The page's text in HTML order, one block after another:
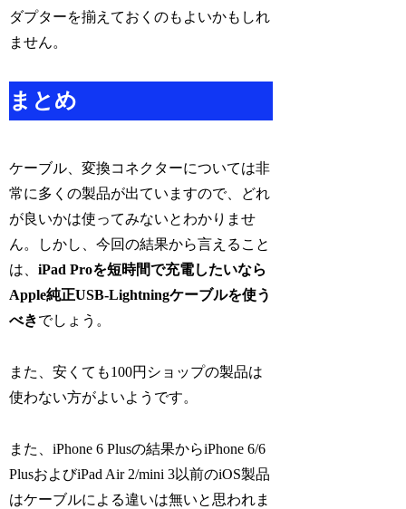
ダプターを揃えておくのもよいかもしれ
ません。
まとめ
ケーブル、変換コネクターについては非
常に多くの製品が出ていますので、どれ
が良いかは使ってみないとわかりませ
ん。しかし、今回の結果から言えること
は、iPad Proを短時間で充電したいなら
Apple純正USB-Lightningケーブルを使う
べきでしょう。
また、安くても100円ショップの製品は
使わない方がよいようです。
また、iPhone 6 Plusの結果からiPhone 6/6
PlusおよびiPad Air 2/mini 3以前のiOS製品
はケーブルによる違いは無いと思われま